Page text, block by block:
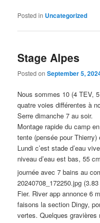
Posted in Uncategorized
Stage Alpes
Posted onSeptember 5,
Nous sommes 10 (4 TEV,
quatre voies différentes à
Serre dimanche 7 au soir.
Montage rapide du camp
tente (pensée pour
Lundi c’est stade d’eau
niveau d’eau est bas, 55
journée avec 7 bains au
20240708_172250.jpg
Fier. River app annonce 6
faisons la section Dingy,
vertes. Quelques